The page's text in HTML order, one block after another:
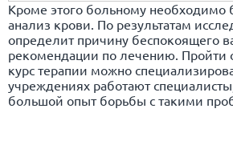
Кроме этого больному необходимо
анализ крови. По результатам
определит причину беспокоящего
рекомендации по лечению. Пройти
курс терапии можно
учреждениях работают
большой опыт борьбы с такими